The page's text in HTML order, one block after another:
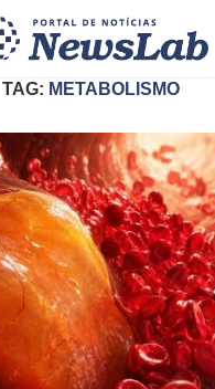
TAG: METABOLISMO